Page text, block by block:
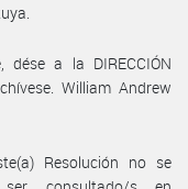
dése a la DIRECCIÓN
William Andrew
Resolución no se